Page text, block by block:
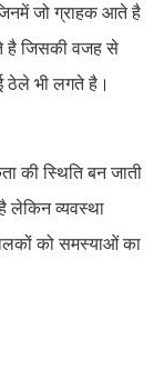
जो ग्राहक आते है
है जिसकी वजह से
ठेले भी लगते है।
की स्थिति बन जाती
लेकिन व्यवस्था
को समस्याओं का